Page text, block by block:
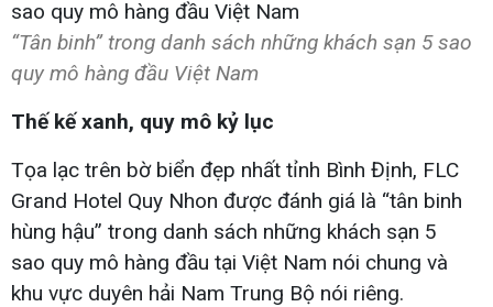
“Tân binh” trong danh sách những khách sạn 5 sao
quy mô hàng đầu Việt Nam
Thế kế xanh, quy mô kỷ lục
Tọa lạc trên bờ biển đẹp nhất tỉnh Bình Định, FLC
Grand Hotel Quy Nhon được đánh giá là “tân binh
hùng hậu” trong danh sách những khách sạn 5
sao quy mô hàng đầu tại Việt Nam nói chung và
khu vực duyên hải Nam Trung Bộ nói riêng.